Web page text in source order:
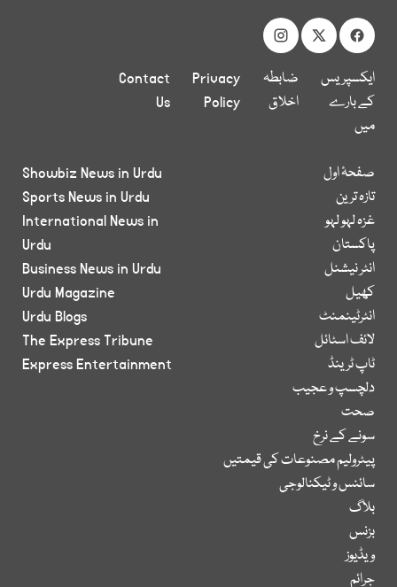
ایکسپریس
کے بارے
میں
ضابطہ
اخلاق
Privacy
Policy
Contact
Us
صفحۂ اول
تازہ ترین
غزہ لہو لہو
پاکستان
انٹر نیشنل
کھیل
انٹرٹینمنٹ
لائف اسٹائل
ٹاپ ٹرینڈ
دلچسپ و عجیب
صحت
سونے کے نرخ
پیٹرولیم مصنوعات کی قیمتیں
سائنس و ٹیکنالوجی
بلاگ
بزنس
ویڈیوز
جرائم
Showbiz News in Urdu
Sports News in Urdu
International News in
Urdu
Business News in Urdu
Urdu Magazine
Urdu Blogs
The Express Tribune
Express Entertainment